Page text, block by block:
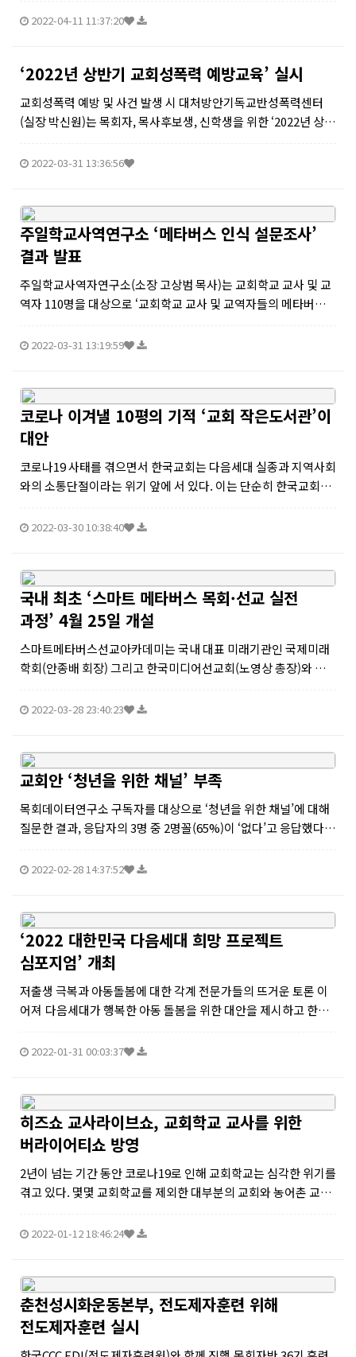
회전도정책 포럼을 현장과 줌으로 개최했다. 이날 강사로 나선 한
2022-04-11 11:37:20
‘2022년 상반기 교회성폭력 예방교육’ 실시
교회성폭력 예방 및 사건 발생 시 대처방안기독교반성폭력센터
(실장 박신원)는 목회자, 목사후보생, 신학생을 위한 ‘2022년 상반
육은 4월 4일 월요일 오후 2시에 실시할 예정이다. 교육 신청은 bi
2022-03-31 13:36:56
주일학교사역연구소 ‘메타버스 인식 설문조사’
결과 발표
주일학교사역자연구소(소장 고상범 목사)는 교회학교 교사 및 교
역자 110명을 대상으로 ‘교회학교 교사 및 교역자들의 메타버스
베스를 활용해 기독교교육 혹은 교회학교교육에 적용하는데 생각
2022-03-31 13:19:59
코로나 이겨낼 10평의 기적 ‘교회 작은도서관’이
대안
코로나19 사태를 겪으면서 한국교회는 다음세대 실종과 지역사회
와의 소통단절이라는 위기 앞에 서 있다. 이는 단순히 한국교회의
(사)한국복지목회협의회 장윤제 대표는 지역사회와 소통을 이루
2022-03-30 10:38:40
국내 최초 ‘스마트 메타버스 목회·선교 실전
과정’ 4월 25일 개설
스마트메타버스선교아카데미는 국내 대표 미래기관인 국제미래
학회(안종배 회장) 그리고 한국미디어선교회(노영상 총장)와 미
교사 양성을 목표로 1기 ‘스마트 메타버스 목회·선교 과정’을 실시
2022-03-28 23:40:23
교회안 ‘청년을 위한 채널’ 부족
목회데이터연구소 구독자를 대상으로 ‘청년을 위한 채널’에 대해
질문한 결과, 응답자의 3명 중 2명꼴(65%)이 ‘없다’고 응답했다.
있는 현실에서 청년들의 의견을 반영할 수 있는 공식적인 채널의
2022-02-28 14:37:52
‘2022 대한민국 다음세대 희망 프로젝트
심포지엄’ 개최
저출생 극복과 아동돌봄에 대한 각계 전문가들의 뜨거운 토론 이
어져 다음세대가 행복한 아동 돌봄을 위한 대안을 제시하고 한국
달 예정 CTS다음세대운동본부(공동 총재 감경...
2022-01-31 00:03:37
히즈쇼 교사라이브쇼, 교회학교 교사를 위한
버라이어티쇼 방영
2년이 넘는 기간 동안 코로나19로 인해 교회학교는 심각한 위기를
겪고 있다. 몇몇 교회학교를 제외한 대부분의 교회와 농어촌 교회
다. 무엇보다 중요한 교사들을 어떻게 교육하고 이끌어야 할지 막
2022-01-12 18:46:24
춘천성시화운동본부, 전도제자훈련 위해
전도제자훈련 실시